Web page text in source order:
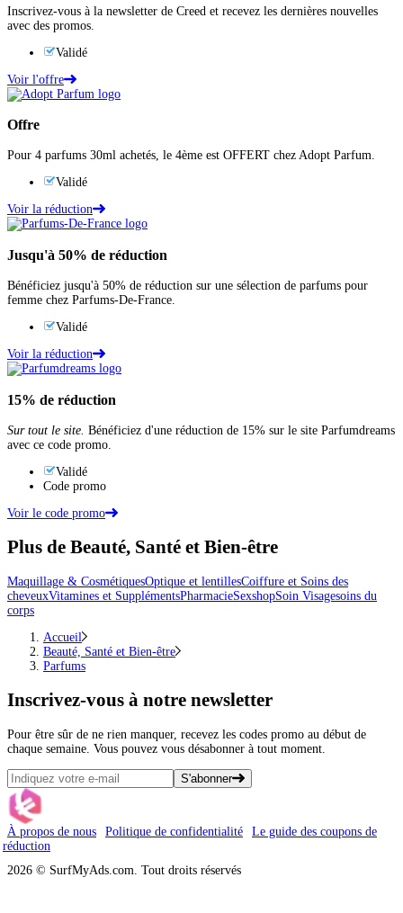
Inscrivez-vous à la newsletter de Creed et recevez les dernières nouvelles
avec des promos.
Validé
Voir l'offre
Offre
Pour 4 parfums 30ml achetés, le 4ème est OFFERT chez Adopt Parfum.
Validé
Voir la réduction
Jusqu'à 50% de réduction
Bénéficiez jusqu'à 50% de réduction sur une sélection de parfums pour
femme chez Parfums-De-France.
Validé
Voir la réduction
15% de réduction
Sur tout le site. Bénéficiez d'une réduction de 15% sur le site Parfumdreams
avec ce code promo.
Validé
Code promo
Voir le code promo
Plus de Beauté, Santé et Bien-être
Maquillage & CosmétiquesOptique et lentillesCoiffure et Soins des
cheveuxVitamines et SupplémentsPharmacieSexshopSoin Visagesoins du
corps
Accueil
Beauté, Santé et Bien-être
Parfums
Inscrivez-vous à notre newsletter
Pour être sûr de ne rien manquer, recevez les codes promo au début de
chaque semaine. Vous pouvez vous désabonner à tout moment.
S'abonner
À propos de nous Politique de confidentialité
Le guide des coupons de
réduction
2026 © SurfMyAds.com. Tout droits réservés